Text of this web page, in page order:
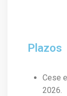
Plazos
Cese
2026.